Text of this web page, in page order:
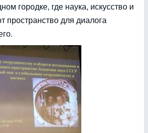
городке, где наука, искусство и
пространство для диалога